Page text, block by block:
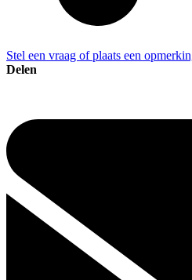
Stel een vraag of plaats een
Delen